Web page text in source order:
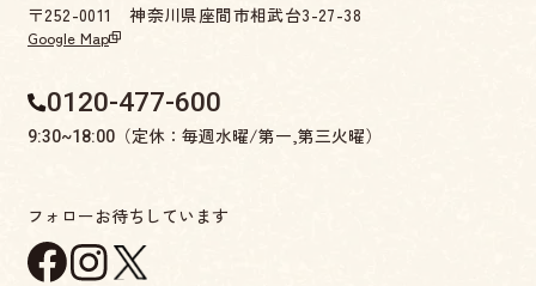
〒252-0011 神奈川県座間市相武台3-27-38
Google Map
0120-477-600
9:30~18:00（定休：毎週水曜/第一,第三火曜）
フォローお待ちしています